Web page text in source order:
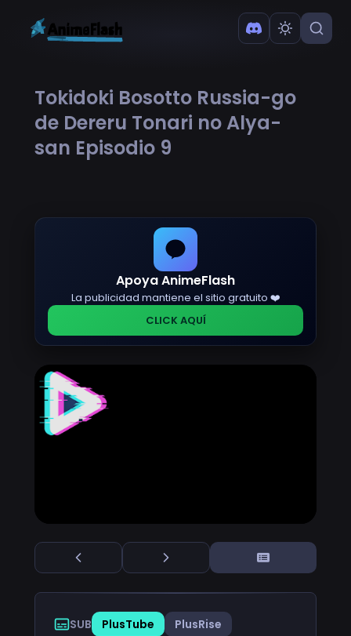
Tokidoki Bosotto Russia-go
de Dereru Tonari no Alya-
san Episodio 9
Apoya AnimeFlash
La publicidad mantiene el sitio gratuito ❤️
CLICK AQUÍ
SUB PlusTube
PlusRise